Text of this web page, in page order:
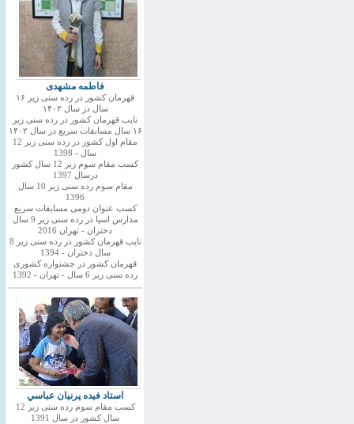
فاطمه مشهدی
قهرمان کشور در رده سنی زیر ۱۶
سال در سال ۱۴۰۲
نایب قهرمان کشور در رده سنی زیر
۱۶ سال مسابقات سریع در سال ۱۴۰۲
مقام اول کشور در رده سنی زیر 12
سال - 1398
کسب مقام سوم زیر 12 سال کشور
درسال 1397
مقام سوم رده سنی زیر 10 سال
1396
کسب عنوان دومی مسابقات سریع
مدارس اسیا در رده سنی زیر 9 سال
دختران - تهران 2016
نایب قهرمان کشور در رده سنی زیر 8
سال دختران - 1394
قهرمان کشور در جشنواره کشوری
رده سنی زیر 6 سال - تهران - 1392
استاد فيده پرنيان عباسي
کسب مقام سوم رده سنی زیر 12
سال کشور در سال 1391